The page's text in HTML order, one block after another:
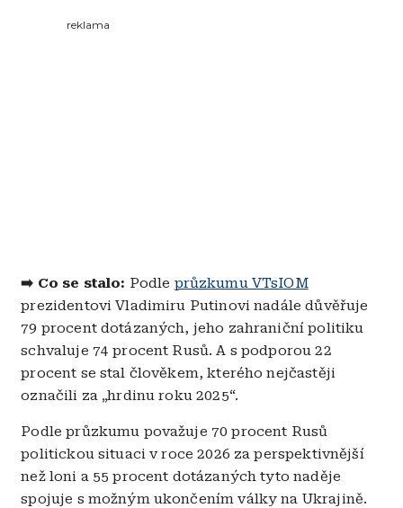
reklama
➡️ Co se stalo: Podle průzkumu VTsIOM
prezidentovi Vladimiru Putinovi nadále důvěřuje
79 procent dotázaných, jeho zahraniční politiku
schvaluje 74 procent Rusů. A s podporou 22
procent se stal člověkem, kterého nejčastěji
označili za „hrdinu roku 2025“.
Podle průzkumu považuje 70 procent Rusů
politickou situaci v roce 2026 za perspektivnější
než loni a 55 procent dotázaných tyto naděje
spojuje s možným ukončením války na Ukrajině.